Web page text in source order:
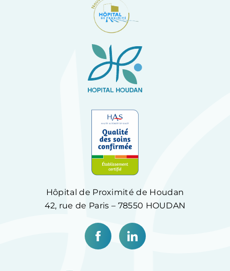
Hôpital de Proximité de Houdan
42, rue de Paris – 78550 HOUDAN